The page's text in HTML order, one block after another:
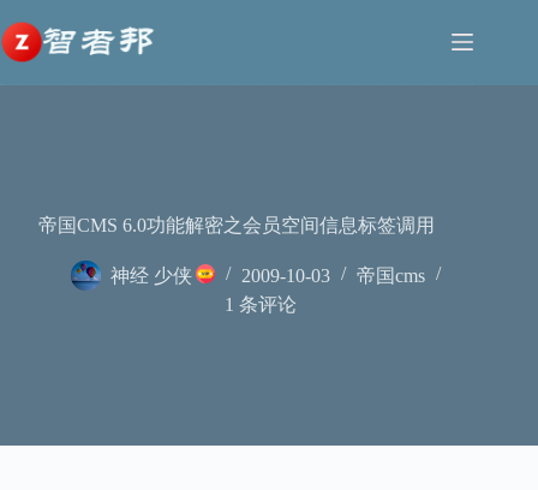
至
内
容
帝国CMS 6.0功能解密之会员空间信息标签调用
神经 少侠 2009-10-03
帝国cms
1 条评论